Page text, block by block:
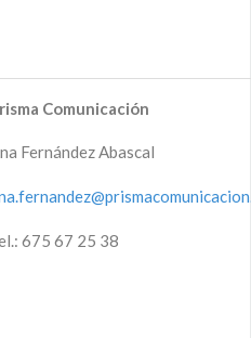
Comunicación
Fernández Abascal
675 67 25 38